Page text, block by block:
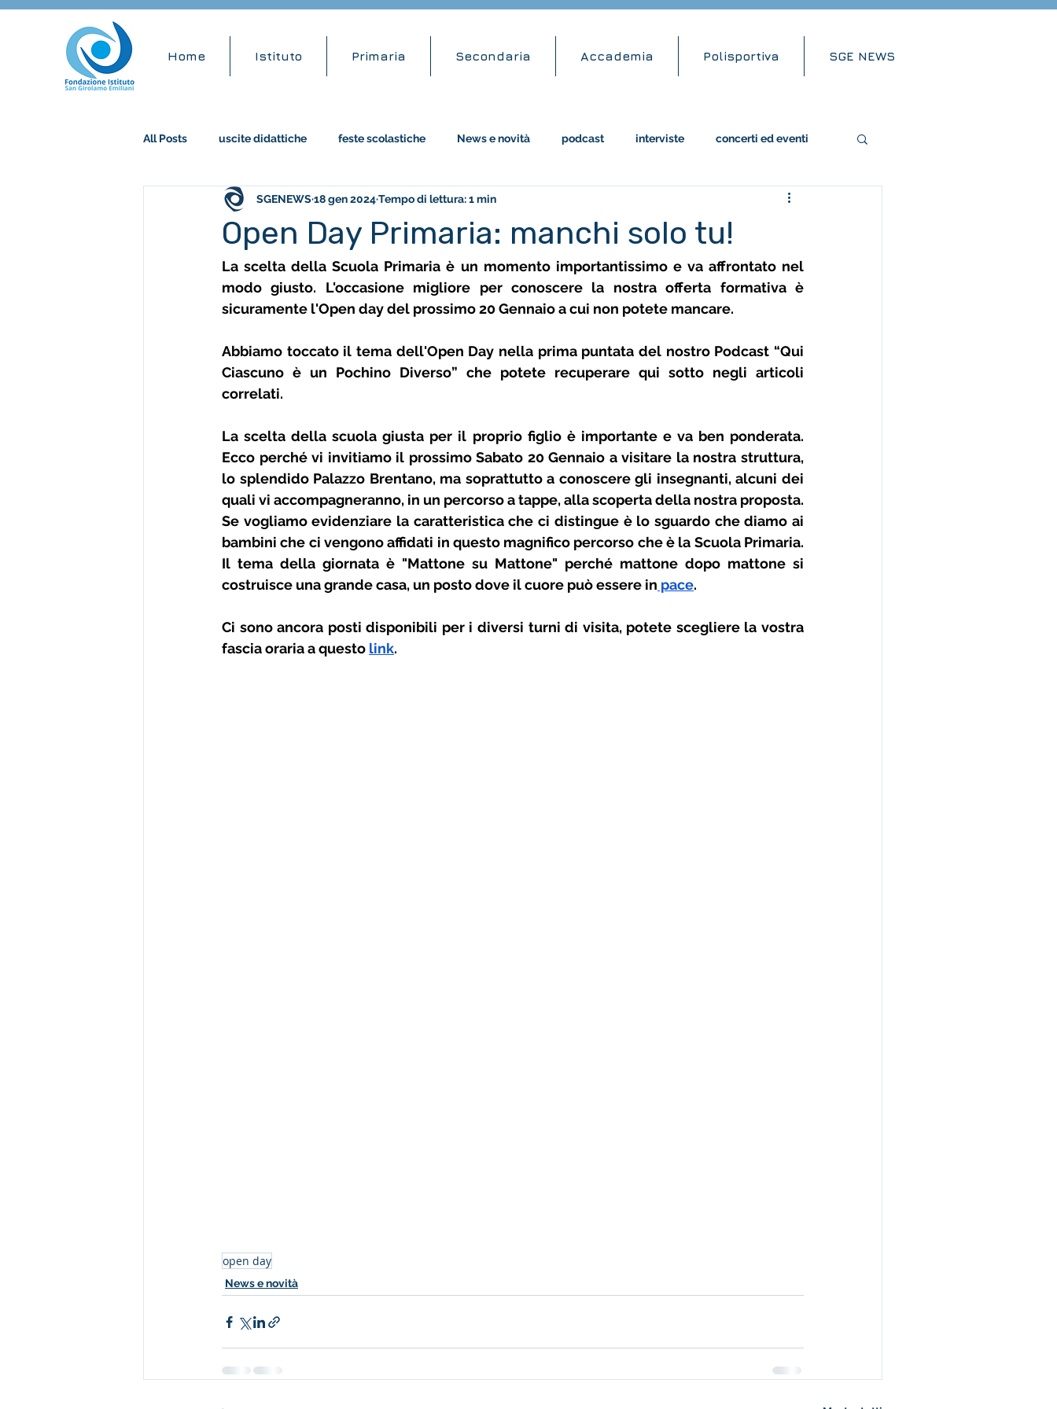
Home Istituto Primaria Secondaria Accademia Polisportiva SGE NEWS
All Posts uscite didattiche feste scolastiche News e novità podcast interviste concerti ed eventi
accademia musicale stem attività didattiche
Open Day Primaria: manchi solo tu!
SGENEWS18 gen 2024Tempo di lettura: 1 min
La scelta della Scuola Primaria è un momento importantissimo e va affrontato nel
modo giusto. L'occasione migliore per conoscere la nostra offerta formativa è
sicuramente l'Open day del prossimo 20 Gennaio a cui non potete mancare.
Abbiamo toccato il tema dell'Open Day nella prima puntata del nostro Podcast “Qui
Ciascuno è un Pochino Diverso” che potete recuperare qui sotto negli articoli
correlati.
La scelta della scuola giusta per il proprio figlio è importante e va ben ponderata.
Ecco perché vi invitiamo il prossimo Sabato 20 Gennaio a visitare la nostra struttura,
lo splendido Palazzo Brentano, ma soprattutto a conoscere gli insegnanti, alcuni dei
quali vi accompagneranno, in un percorso a tappe, alla scoperta della nostra proposta.
Se vogliamo evidenziare la caratteristica che ci distingue è lo sguardo che diamo ai
bambini che ci vengono affidati in questo magnifico percorso che è la Scuola Primaria.
Il tema della giornata è "Mattone su Mattone" perché mattone dopo mattone si
costruisce una grande casa, un posto dove il cuore può essere in pace.
Ci sono ancora posti disponibili per i diversi turni di visita, potete scegliere la vostra
fascia oraria a questo link.
open day
News e novità